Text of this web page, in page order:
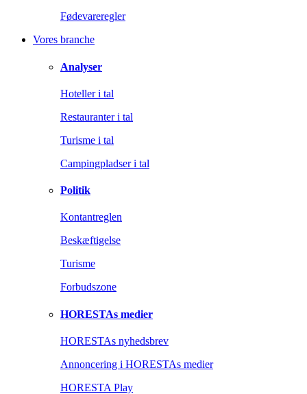
Fødevareregler
Vores branche
Analyser
Hoteller i tal
Restauranter i tal
Turisme i tal
Campingpladser i tal
Politik
Kontantreglen
Beskæftigelse
Turisme
Forbudszone
HORESTAs medier
HORESTAs nyhedsbrev
Annoncering i HORESTAs medier
HORESTA Play